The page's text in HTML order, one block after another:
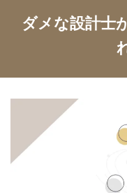
ダメな設計士